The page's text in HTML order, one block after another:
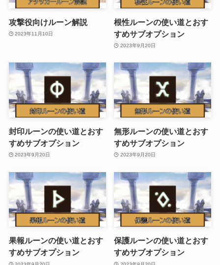
攻撃役向けルーン解説
2023年11月10日
根性ルーンの使い道とおす
すめサブオプション
2023年9月20日
封印ルーンの使い道とおす
すめサブオプション
2023年9月20日
無形ルーンの使い道とおす
すめサブオプション
2023年9月20日
果報ルーンの使い道とおす
すめサブオプション
保護ルーンの使い道とおす
すめサブオプション